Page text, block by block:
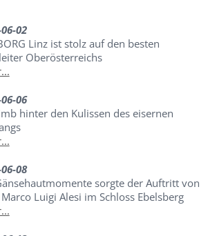
02
Linz ist stolz auf den besten
Oberösterreichs
06
hinter den Kulissen des eisernen
08
sorgte der Auftritt von
Luigi Alesi im Schloss Ebelsberg